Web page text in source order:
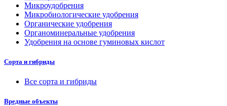
Микроудобрения
Микробиологические удобрения
Органические удобрения
Органоминеральные удобрения
Удобрения на основе гуминовых кислот
Сорта и гибриды
Все сорта и гибриды
Вредные объекты